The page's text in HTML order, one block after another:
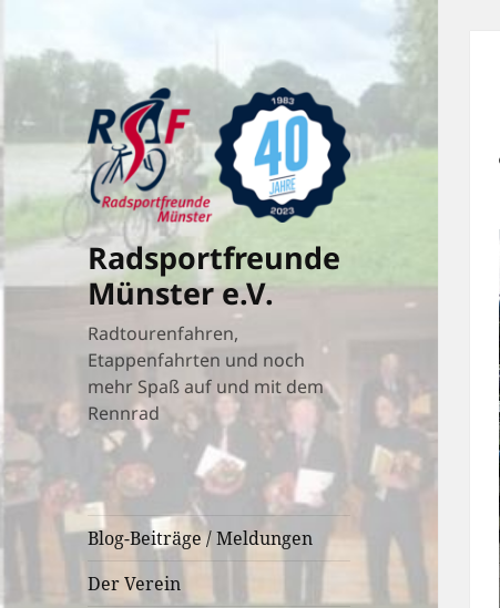
Radsportfreunde
Münster e.V.
Radtourenfahren,
Etappenfahrten und noch
mehr Spaß auf und mit dem
Rennrad
Blog-Beiträge / Meldungen
Der Verein